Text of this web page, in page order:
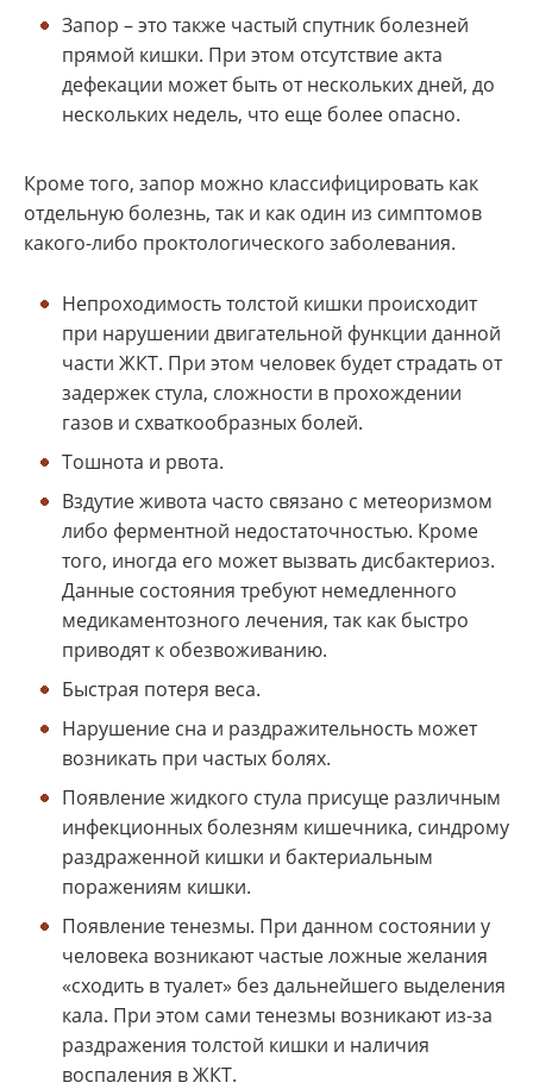
Запор – это также частый спутник болезней
прямой кишки. При этом отсутствие акта
дефекации может быть от нескольких дней, до
нескольких недель, что еще более опасно.
Кроме того, запор можно классифицировать как
отдельную болезнь, так и как один из симптомов
какого-либо проктологического заболевания.
Непроходимость толстой кишки происходит
при нарушении двигательной функции данной
части ЖКТ. При этом человек будет страдать от
задержек стула, сложности в прохождении
газов и схваткообразных болей.
Тошнота и рвота.
Вздутие живота часто связано с метеоризмом
либо ферментной недостаточностью. Кроме
того, иногда его может вызвать дисбактериоз.
Данные состояния требуют немедленного
медикаментозного лечения, так как быстро
приводят к обезвоживанию.
Быстрая потеря веса.
Нарушение сна и раздражительность может
возникать при частых болях.
Появление жидкого стула присуще различным
инфекционных болезням кишечника, синдрому
раздраженной кишки и бактериальным
поражениям кишки.
Появление тенезмы. При данном состоянии у
человека возникают частые ложные желания
«сходить в туалет» без дальнейшего выделения
кала. При этом сами тенезмы возникают из-за
раздражения толстой кишки и наличия
воспаления в ЖКТ.